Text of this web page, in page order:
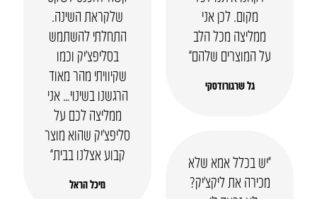
מקום. לכן אני
ממליצה מכל הלב
על המוצרים שלהם”
גל שרגורודסקי
שלקראת השינה.
התחלתי להשתמש
בסליפצ’יק וכמו
שקיוויתי מהר מאוד
הרגשנו בשינוי… אני
ממליצה לכם על
סליפצ’יק שהוא מוצר
קבוע אצלנו בבית”
מיכל הראל
“יש בכלל אמא שלא
מכירה את ליקצ’יק?